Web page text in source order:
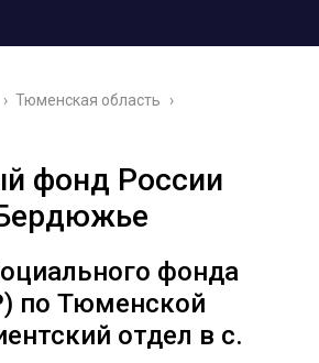
› Тюменская область ›
фонд России
фонда
по Тюменской
отдел в с.